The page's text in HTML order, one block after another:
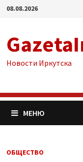
Перейти
08.08.2026
Новости Иркутска
МЕНЮ
ОБЩЕСТВО